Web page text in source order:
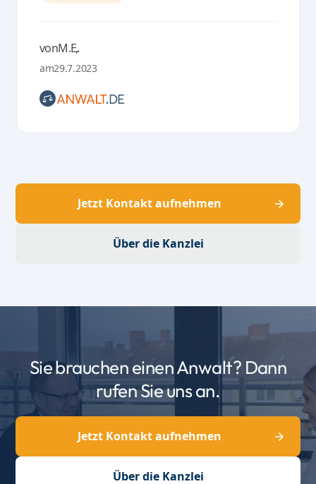
vonM.E.
,
am29.7.2023
Jetzt Kontakt aufnehmen
Über die Kanzlei
Sie brauchen einen Anwalt? Dann
rufen Sie uns an.
Jetzt Kontakt aufnehmen
Über die Kanzlei